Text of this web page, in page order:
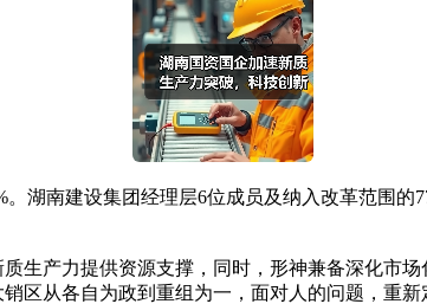
南建设集团经理层6位成员及纳入改革范围的
产力提供资源支撑，同时，形神兼备深化市
区从各自为政到重组为一，面对人的问题，重